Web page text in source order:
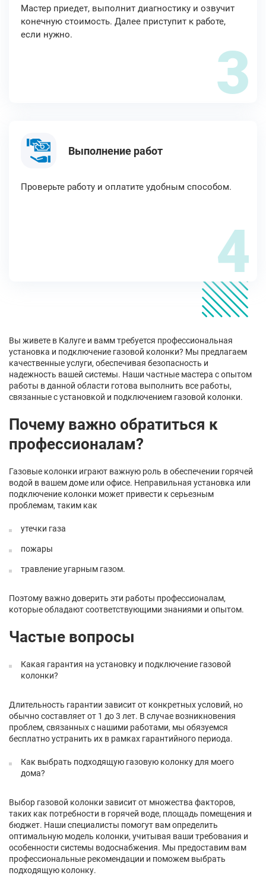
Мастер приедет, выполнит диагностику и озвучит
конечную стоимость. Далее приступит к работе,
если нужно.
3
Выполнение работ
Проверьте работу и оплатите удобным способом.
4
Вы живете в Калуге и вамм требуется профессиональная
установка и подключение газовой колонки? Мы предлагаем
качественные услуги, обеспечивая безопасность и
надежность вашей системы. Наши частные мастера с опытом
работы в данной области готова выполнить все работы,
связанные с установкой и подключением газовой колонки.
Почему важно обратиться к
профессионалам?
Газовые колонки играют важную роль в обеспечении горячей
водой в вашем доме или офисе. Неправильная установка или
подключение колонки может привести к серьезным
проблемам, таким как
утечки газа
пожары
травление угарным газом.
Поэтому важно доверить эти работы профессионалам,
которые обладают соответствующими знаниями и опытом.
Частые вопросы
Какая гарантия на установку и подключение газовой
колонки?
Длительность гарантии зависит от конкретных условий, но
обычно составляет от 1 до 3 лет. В случае возникновения
проблем, связанных с нашими работами, мы обязуемся
бесплатно устранить их в рамках гарантийного периода.
Как выбрать подходящую газовую колонку для моего
дома?
Выбор газовой колонки зависит от множества факторов,
таких как потребности в горячей воде, площадь помещения и
бюджет. Наши специалисты помогут вам определить
оптимальную модель колонки, учитывая ваши требования и
особенности системы водоснабжения. Мы предоставим вам
профессиональные рекомендации и поможем выбрать
подходящую колонку.